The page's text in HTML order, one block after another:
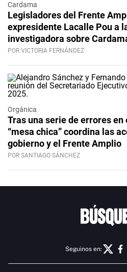
Cardama
Legisladores del Frente
expresidente Lacalle Pou a
investigadora sobre
POR VICTORIA FERNÁNDEZ
Orgánica
Tras una serie de errores
“mesa chica” coordina las
gobierno y el Frente Amplio
POR SANTIAGO SÁNCHEZ
Seguinos en: